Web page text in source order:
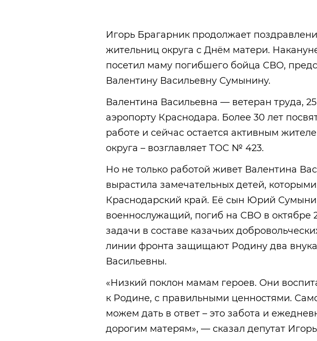
Игорь Брагарник продолжает
жительниц округа с Днём матери.
посетил маму погибшего бойца СВО,
Валентину Васильевну Сумынину.
Валентина Васильевна — ветеран труда,
аэропорту Краснодара. Более 30 лет
работе и сейчас остается активным
округа – возглавляет ТОС № 423.
Но не только работой живет Валентина
вырастила замечательных детей,
Краснодарский край. Её сын Юрий
военнослужащий, погиб на СВО в октябре
задачи в составе казачьих
линии фронта защищают Родину два
Васильевны.
«Низкий поклон мамам героев. Они
к Родине, с правильными ценностями.
можем дать в ответ – это забота и
дорогим матерям», — сказал депутат